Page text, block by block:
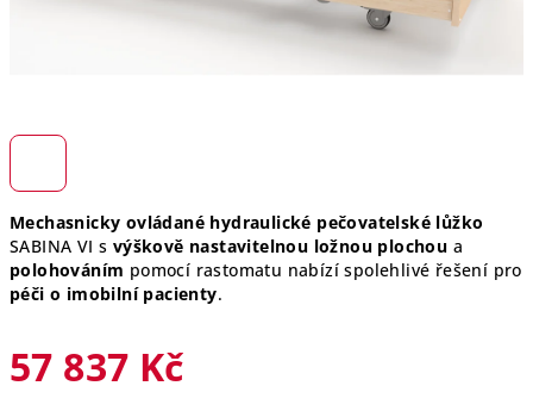
Mechasnicky ovládané hydraulické pečovatelské lůžko
SABINA VI s výškově nastavitelnou ložnou plochou a
polohováním pomocí rastomatu nabízí spolehlivé řešení pro
péči o imobilní pacienty.
57 837 Kč